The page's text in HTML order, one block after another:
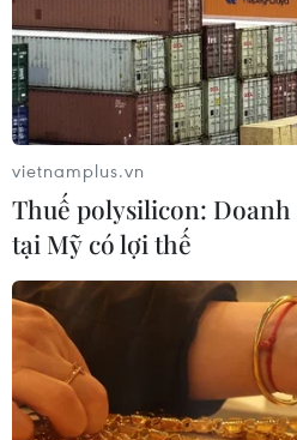
sẵn sàng tham gia "cuộc
Yemen theo đề xuất của Saudi
vietnamplus.vn
Thuế polysilicon:
tại Mỹ có lợi thế